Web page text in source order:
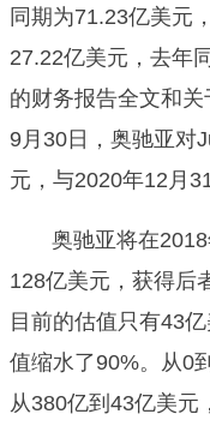
同期为71.23亿美元
27.22亿美元，去年
的财务报告全文和
9月30日，奥驰亚对
元，与2020年12月
奥驰亚将在
128亿美元，获得后
目前的估值只有43
值缩水了90%。从0
从380亿到43亿美元